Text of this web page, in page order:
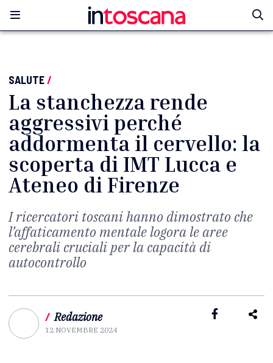
SALUTE/
La stanchezza rende
aggressivi perché
addormenta il cervello: la
scoperta di IMT Lucca e
Ateneo di Firenze
I ricercatori toscani hanno dimostrato che
l’affaticamento mentale logora le aree
cerebrali cruciali per la capacità di
autocontrollo
/ Redazione
12 NOVEMBRE 2024